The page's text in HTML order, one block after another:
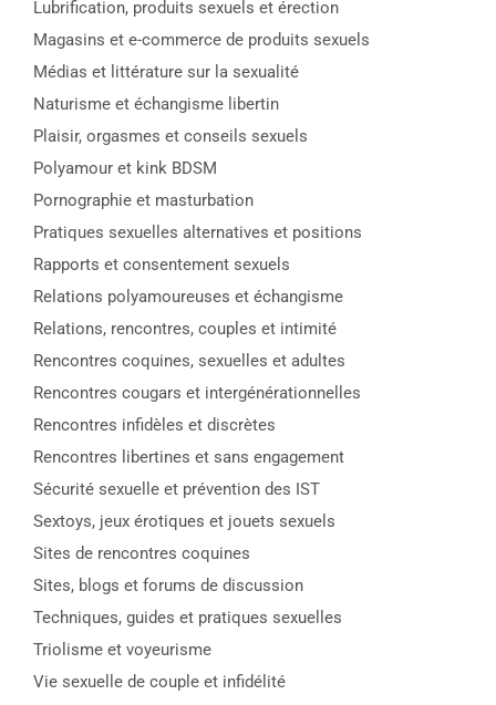
Lubrification, produits sexuels et érection
Magasins et e-commerce de produits sexuels
Médias et littérature sur la sexualité
Naturisme et échangisme libertin
Plaisir, orgasmes et conseils sexuels
Polyamour et kink BDSM
Pornographie et masturbation
Pratiques sexuelles alternatives et positions
Rapports et consentement sexuels
Relations polyamoureuses et échangisme
Relations, rencontres, couples et intimité
Rencontres coquines, sexuelles et adultes
Rencontres cougars et intergénérationnelles
Rencontres infidèles et discrètes
Rencontres libertines et sans engagement
Sécurité sexuelle et prévention des IST
Sextoys, jeux érotiques et jouets sexuels
Sites de rencontres coquines
Sites, blogs et forums de discussion
Techniques, guides et pratiques sexuelles
Triolisme et voyeurisme
Vie sexuelle de couple et infidélité